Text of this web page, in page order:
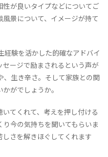
性が良いタイプなどについてご
景について、イメージが持て
経験を活かした的確なアドバイ
ージで励まされるという声が
、生き辛さ。そして家族との関
がでしょうか。
てくれて、考えを押し付ける
今の気持ちを聞いてもらいま
さを解きほぐしてくれます